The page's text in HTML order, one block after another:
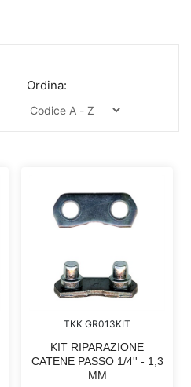
Ordina:
TKK GR013KIT
KIT RIPARAZIONE
CATENE PASSO 1/4'' - 1,3
MM